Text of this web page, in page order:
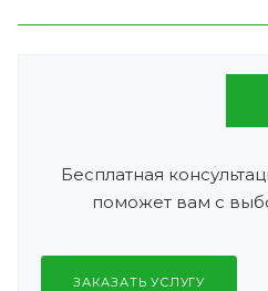
Бесплатная
поможет вам с
ЗАКАЗАТЬ УСЛУГУ